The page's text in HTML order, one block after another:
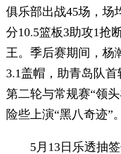
俱乐部出战45场，场
分10.5篮板3助攻1抢
王。季后赛期间，杨
3.1盖帽，助青岛队
第二轮与常规赛“领
险些上演“黑八奇迹”。
5月13日乐透抽签